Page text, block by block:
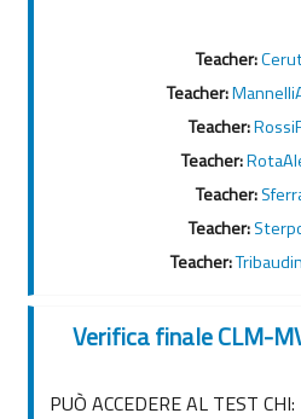
Teacher:
Teacher:
Teacher:
Teacher:
Teacher:
Teacher:
Teacher:
Verifica finale CLM-
PUÒ ACCEDERE AL TEST CHI: